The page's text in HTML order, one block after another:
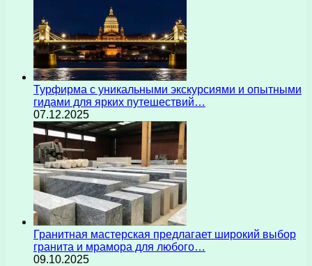
Турфирма с уникальными экскурсиями и опытными
гидами для ярких путешествий…
07.12.2025
Гранитная мастерская предлагает широкий выбор
гранита и мрамора для любого…
09.10.2025